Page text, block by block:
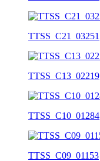
TTSS_C21_03251
TTSS_C13_02219
TTSS_C10_01284
TTSS_C09_01153